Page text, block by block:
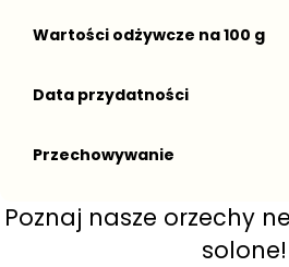
Wartości odżywcze na 100 g
Data przydatności
Przechowywanie
Poznaj nasze orzechy
solone!